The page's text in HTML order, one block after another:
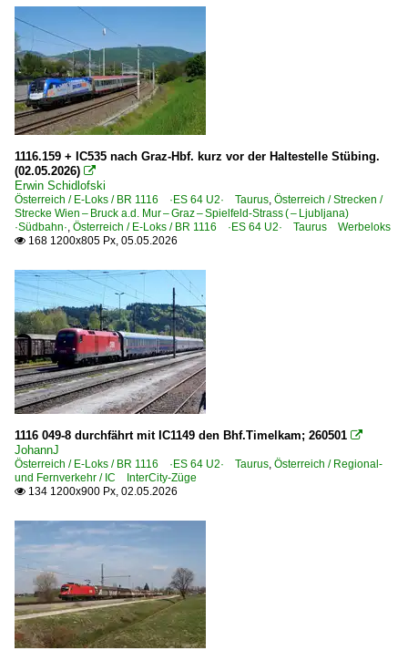
1116.159 + IC535 nach Graz-Hbf. kurz vor der Haltestelle Stübing.
(02.05.2026) 
Erwin Schidlofski
Österreich / E-Loks / BR 1116 ·ES 64 U2· Taurus, Österreich / Strecken /
Strecke Wien – Bruck a.d. Mur – Graz – Spielfeld-Strass ( – Ljubljana)
·Südbahn·, Österreich / E-Loks / BR 1116 ·ES 64 U2· Taurus Werbeloks
 168 1200x805 Px, 05.05.2026
1116 049-8 durchfährt mit IC1149 den Bhf.Timelkam; 260501 
JohannJ
Österreich / E-Loks / BR 1116 ·ES 64 U2· Taurus, Österreich / Regional-
und Fernverkehr / IC InterCity-Züge
 134 1200x900 Px, 02.05.2026